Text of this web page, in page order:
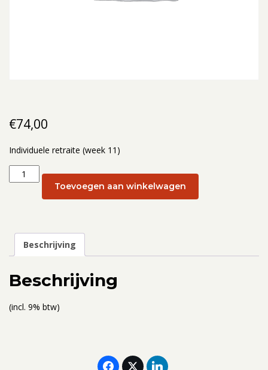
€74,00
Individuele retraite (week 11)
Individuele
retraite
maart
aantal
Toevoegen aan winkelwagen
Beschrijving
Beschrijving
(incl. 9% btw)